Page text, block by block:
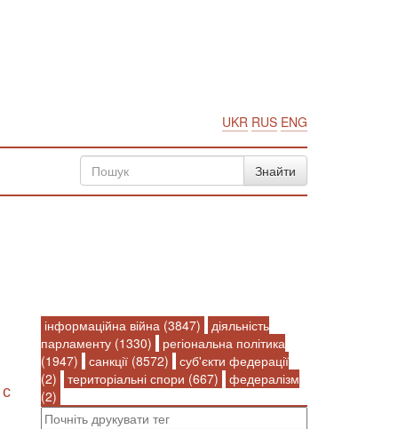
UKR RUS ENG
інформаційна війна (3847)
діяльність
парламенту (1330)
регіональна політика
(1947)
санкції (8572)
суб'єкти федерації
(2)
територіальні спори (667)
федералізм
(2)